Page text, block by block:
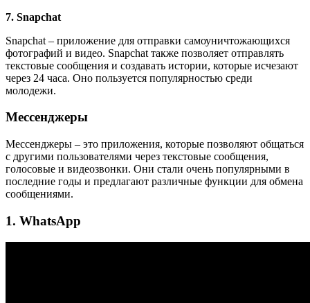
7. Snapchat
Snapchat – приложение для отправки самоуничтожающихся
фотографий и видео. Snapchat также позволяет отправлять
текстовые сообщения и создавать истории, которые исчезают
через 24 часа. Оно пользуется популярностью среди
молодежи.
Мессенджеры
Мессенджеры – это приложения, которые позволяют общаться
с другими пользователями через текстовые сообщения,
голосовые и видеозвонки. Они стали очень популярными в
последние годы и предлагают различные функции для обмена
сообщениями.
1. WhatsApp